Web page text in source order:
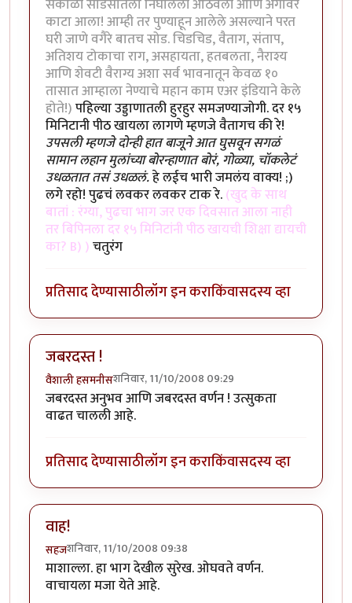
काटा आला! आम्ही तर पुण्याहून आलेले असल्याने परत
घरी जाणे वगैरे बातच सोड. चिडचिड, वैताग, संताप,
अतिशय टोकाचा राग, असहायता, हतबलता, नैराश्य
आणि शेवटी वैराग्य अशा सर्व भावनातून केवळ १०
तासात आम्हाला नेण्याचे महान काम एअर इंडियाने केले
होते!)पहिल्या उड्डाणातली हुरहुर समजण्याजोगी. दर १५
मिनिटानी पीठ खायला लागणे म्हणजे वैतागच की रे!
उपसली म्हणजे दोन्ही हात बाजूने आत घुसवून सगळं
सामान लहान मुलांच्या बोरन्हाणात बोरं, गोळ्या, चॉकलेटं
उधळतात तसं उधळलं.हे लईच भारी जमलंय वाक्य! ;)
लगे रहो! पुढचं लवकर लवकर टाक रे.(खुद के साथ
बातां : रंग्या, पुढचा भाग जर एक दिवसात आला नाही
तर बिपिनला दर १५ मिनिटांनी पीठ खायची शिक्षा द्यायची
का? B) )चतुरंग
प्रतिसाद देण्यासाठीलॉग इन कराकिंवासदस्य व्हा
जबरदस्त !
वैशाली हसमनीसशनिवार, 11/10/2008 09:29
जबरदस्त अनुभव आणि जबरदस्त वर्णन ! उत्सुकता
वाढत चालली आहे.
प्रतिसाद देण्यासाठीलॉग इन कराकिंवासदस्य व्हा
वाह!
सहजशनिवार, 11/10/2008 09:38
माशाल्ला. हा भाग देखील सुरेख. ओघवते वर्णन.
वाचायला मजा येते आहे.